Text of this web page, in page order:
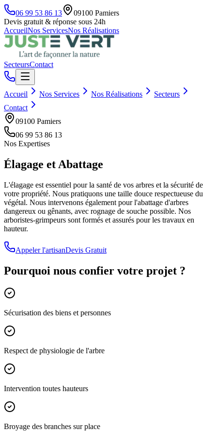
06 99 53 86 13 09100 Pamiers
Devis gratuit & réponse sous 24h
AccueilNos ServicesNos Réalisations
SecteursContact
Accueil Nos Services Nos Réalisations
Secteurs
Contact
09100 Pamiers
06 99 53 86 13
Nos Expertises
Élagage et Abattage
L'élagage est essentiel pour la santé de vos arbres et la sécurité de
votre propriété. Nous pratiquons une taille douce respectueuse du
végétal. Nous intervenons également pour l'abattage d'arbres
dangereux ou gênants, avec rognage de souche possible. Nos
arboristes-grimpeurs sont formés et assurés pour les travaux en
hauteur.
Appeler l'artisanDevis Gratuit
Pourquoi nous confier votre projet ?
Sécurisation des biens et personnes
Respect de physiologie de l'arbre
Intervention toutes hauteurs
Broyage des branches sur place